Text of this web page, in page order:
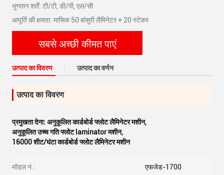
भुगतान शर्तें: टी/टी, डी/पी, एल/सी
आपूर्ति की क्षमता: मासिक 50 बांसुरी लैमिनेटर + 20 स्टेकर
सबसे अच्छी कीमत पाएं
उत्पाद का विवरण उत्पाद का वर्णन
उत्पाद का विवरण
प्रमुखता देना: अनुकूलित कार्डबोर्ड फ्लोट लैमिनेटर मशीन,
अनुकूलित उच्च गति फ्लोट laminator मशीन,
16000 शीट/घंटा कार्डबोर्ड फ्लोट लैमिनेटर मशीन
मॉडल नं.: एफजेड-1700